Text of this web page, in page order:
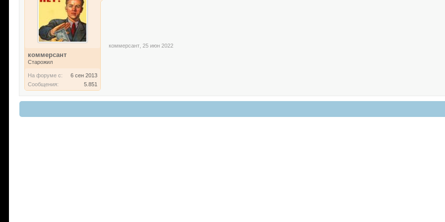
коммерсант
Старожил
На форуме с:
6 сен 2013
Сообщения:
5.851
коммерсант 25 июн 2022